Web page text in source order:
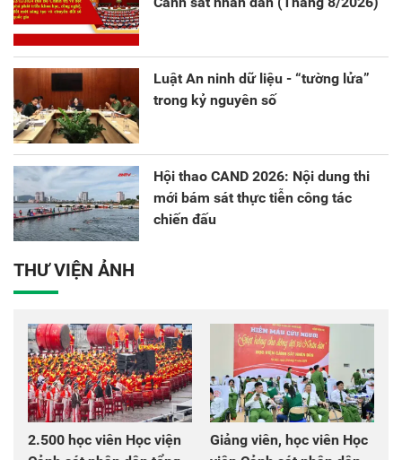
Luật An ninh dữ liệu - “tường lửa”
trong kỷ nguyên số
Hội thao CAND 2026: Nội dung thi
mới bám sát thực tiễn công tác
chiến đấu
THƯ VIỆN ẢNH
2.500 học viên Học viện
Giảng viên, học viên Học